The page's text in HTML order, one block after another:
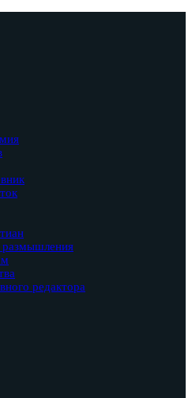
размышления
редактора